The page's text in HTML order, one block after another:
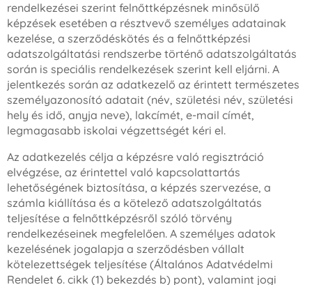
rendelkezései szerint felnőttképzésnek minősülő
képzések esetében a résztvevő személyes adatainak
kezelése, a szerződéskötés és a felnőttképzési
adatszolgáltatási rendszerbe történő adatszolgáltatás
során is speciális rendelkezések szerint kell eljárni. A
jelentkezés során az adatkezelő az érintett természetes
személyazonosító adatait (név, születési név, születési
hely és idő, anyja neve), lakcímét, e-mail címét,
legmagasabb iskolai végzettségét kéri el.
Az adatkezelés célja a képzésre való regisztráció
elvégzése, az érintettel való kapcsolattartás
lehetőségének biztosítása, a képzés szervezése, a
számla kiállítása és a kötelező adatszolgáltatás
teljesítése a felnőttképzésről szóló törvény
rendelkezéseinek megfelelően. A személyes adatok
kezelésének jogalapja a szerződésben vállalt
kötelezettségek teljesítése (Általános Adatvédelmi
Rendelet 6. cikk (1) bekezdés b) pont), valamint jogi